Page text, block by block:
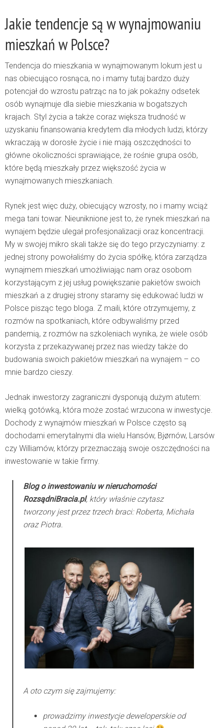
Jakie tendencje są w wynajmowaniu
mieszkań w Polsce?
Tendencja do mieszkania w wynajmowanym lokum jest u
nas obiecująco rosnąca, no i mamy tutaj bardzo duży
potencjał do wzrostu patrząc na to jak pokaźny odsetek
osób wynajmuje dla siebie mieszkania w bogatszych
krajach. Styl życia a także coraz większa trudność w
uzyskaniu finansowania kredytem dla młodych ludzi, którzy
wkraczają w dorosłe życie i nie mają oszczędności to
główne okoliczności sprawiające, że rośnie grupa osób,
które będą mieszkały przez większość życia w
wynajmowanych mieszkaniach.
Rynek jest więc duży, obiecujący wzrosty, no i mamy wciąż
mega tani towar. Nieuniknione jest to, że rynek mieszkań na
wynajem będzie ulegał profesjonalizacji oraz koncentracji.
My w swojej mikro skali także się do tego przyczyniamy: z
jednej strony powołaliśmy do życia spółkę, która zarządza
wynajmem mieszkań umożliwiając nam oraz osobom
korzystającym z jej usług powiększanie pakietów swoich
mieszkań a z drugiej strony staramy się edukować ludzi w
Polsce pisząc tego bloga. Z maili, które otrzymujemy, z
rozmów na spotkaniach, które odbywaliśmy przed
pandemią, z rozmów na szkoleniach wynika, że wiele osób
korzysta z przekazywanej przez nas wiedzy także do
budowania swoich pakietów mieszkań na wynajem – co
mnie bardzo cieszy.
Jednak inwestorzy zagraniczni dysponują dużym atutem:
wielką gotówką, która może zostać wrzucona w inwestycje.
Dochody z wynajmów mieszkań w Polsce często są
dochodami emerytalnymi dla wielu Hansów, Bjørnów, Larsów
czy Williamów, którzy przeznaczają swoje oszczędności na
inwestowanie w takie firmy.
Blog o inwestowaniu w nieruchomości
RozsądniBracia.pl, który właśnie czytasz
tworzony jest przez trzech braci: Roberta, Michała
oraz Piotra.
A oto czym się zajmujemy:
prowadzimy inwestycje deweloperskie od